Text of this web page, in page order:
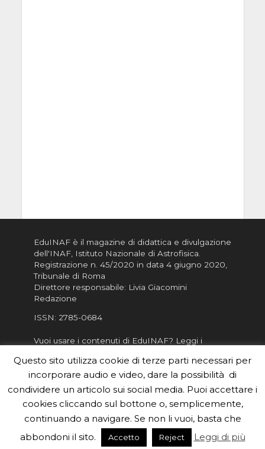
EduINAF è il magazine di didattica e divulgazione
dell'INAF, Istituto Nazionale di Astrofisica
Registrazione n. 45/2020 in data 4 giugno 2020,
Tribunale di Roma
Direttore responsabile: Livia Giacomini
Redazione
ISSN: 2785-0684
Vuoi usare i contenuti di EduINAF? Leggi i
Informativa sulla Privacy
Informatva sui Cookie
Per la rubrica de l'Astronomo risponde, per
inviarci le tue foto o i tuoi contributi, scrivici a
redazione.edu [chiocciola] inaf.it oppure
il form
Questo sito utilizza cookie di terze parti necessari per
incorporare audio e video, dare la possibilità di
condividere un articolo sui social media. Puoi accettare i
cookies cliccando sul bottone o, semplicemente,
continuando a navigare. Se non li vuoi, basta che
abbondoni il sito.
Accetto Reject Leggi di più